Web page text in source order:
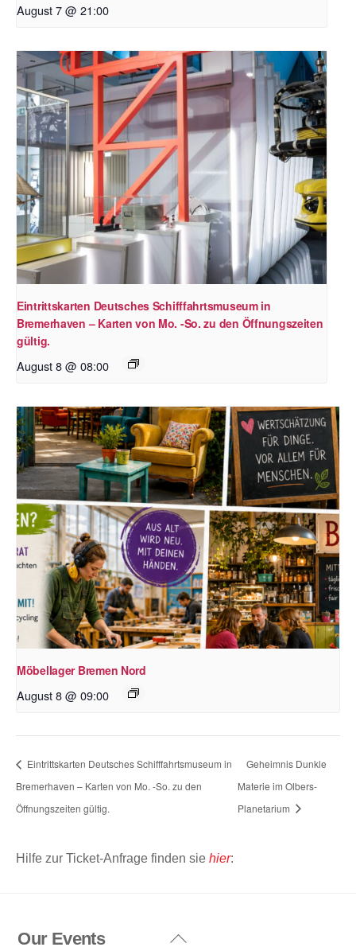
August 7 @ 21:00
Eintrittskarten Deutsches Schifffahrtsmuseum in
Bremerhaven – Karten von Mo. -So. zu den Öffnungszeiten
gültig.
August 8 @ 08:00
Möbellager Bremen Nord
August 8 @ 09:00
Eintrittskarten Deutsches Schifffahrtsmuseum in
Bremerhaven – Karten von Mo. -So. zu den
Öffnungszeiten gültig.
Geheimnis Dunkle
Materie im Olbers-
Planetarium
Hilfe zur Ticket-Anfrage finden sie hier:
Back
Our Events